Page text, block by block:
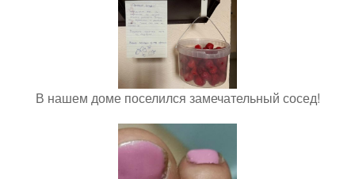
В нашем доме поселился замечательный сосед!